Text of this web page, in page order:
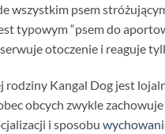
wszystkim psem
typowym “psem do
otoczenie i reaguje
Kangal Dog jest
obcych zwykle
i sposobu